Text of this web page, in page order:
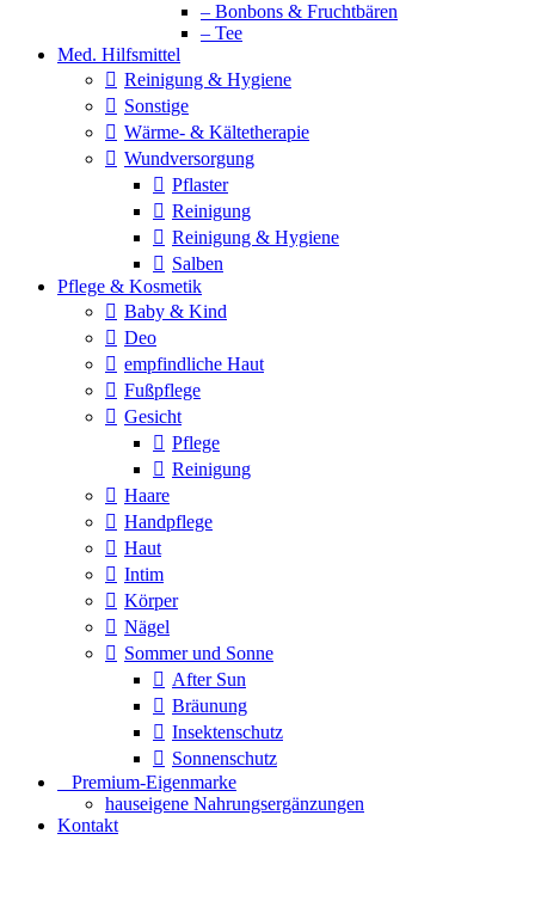
– Bonbons & Fruchtbären
– Tee
Med. Hilfsmittel
Reinigung & Hygiene
Sonstige
Wärme- & Kältetherapie
Wundversorgung
Pflaster
Reinigung
Reinigung & Hygiene
Salben
Pflege & Kosmetik
Baby & Kind
Deo
empfindliche Haut
Fußpflege
Gesicht
Pflege
Reinigung
Haare
Handpflege
Haut
Intim
Körper
Nägel
Sommer und Sonne
After Sun
Bräunung
Insektenschutz
Sonnenschutz
⠀​Premium-Eigenmarke
hauseigene Nahrungsergänzungen
Kontakt